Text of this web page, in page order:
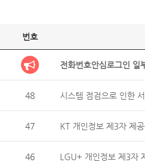
번호
전화번호안심로그인 일
48 시스템 점검으로 인한
47 KT 개인정보 제3자 제
46 LGU+ 개인정보 제